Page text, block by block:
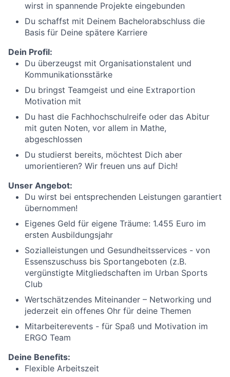
wirst in spannende Projekte eingebunden
Du schaffst mit Deinem Bachelorabschluss die
Basis für Deine spätere Karriere
Dein Profil:
Du überzeugst mit Organisationstalent und
Kommunikationsstärke
Du bringst Teamgeist und eine Extraportion
Motivation mit
Du hast die Fachhochschulreife oder das Abitur
mit guten Noten, vor allem in Mathe,
abgeschlossen
Du studierst bereits, möchtest Dich aber
umorientieren? Wir freuen uns auf Dich!
Unser Angebot:
Du wirst bei entsprechenden Leistungen garantiert
übernommen!
Eigenes Geld für eigene Träume: 1.455 Euro im
ersten Ausbildungsjahr
Sozialleistungen und Gesundheitsservices - von
Essenszuschuss bis Sportangeboten (z.B.
vergünstigte Mitgliedschaften im Urban Sports
Club
Wertschätzendes Miteinander – Networking und
jederzeit ein offenes Ohr für deine Themen
Mitarbeiterevents - für Spaß und Motivation im
ERGO Team
Deine Benefits:
Flexible Arbeitszeit